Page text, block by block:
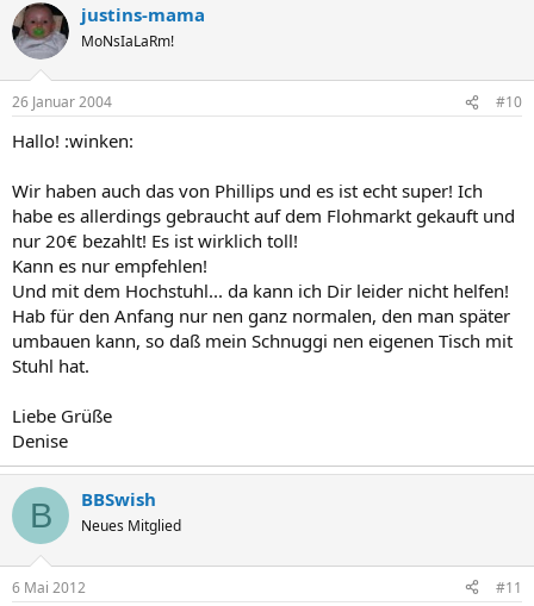
justins-mama
MoNsIaLaRm!
26 Januar 2004 #10
Hallo! :winken:
Wir haben auch das von Phillips und es ist echt super! Ich
habe es allerdings gebraucht auf dem Flohmarkt gekauft und
nur 20€ bezahlt! Es ist wirklich toll!
Kann es nur empfehlen!
Und mit dem Hochstuhl... da kann ich Dir leider nicht helfen!
Hab für den Anfang nur nen ganz normalen, den man später
umbauen kann, so daß mein Schnuggi nen eigenen Tisch mit
Stuhl hat.
Liebe Grüße
Denise
B BBSwish
Neues Mitglied
6 Mai 2012 #11